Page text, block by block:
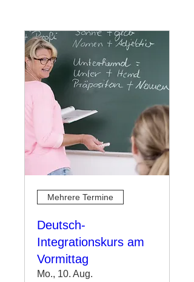
Mehrere Termine
Deutsch-
Integrationskurs am
Vormittag
Mo., 10. Aug.